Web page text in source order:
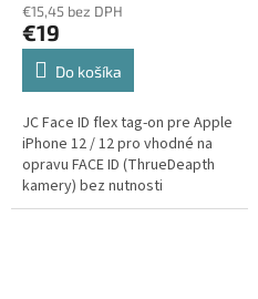
€15,45 bez DPH
€19
Do košíka
JC Face ID flex tag-on pre Apple
iPhone 12 / 12 pro vhodné na
opravu FACE ID (ThrueDeapth
kamery) bez nutnosti
spájkovania